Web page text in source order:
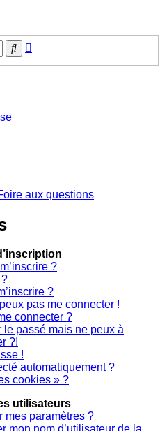
Rechercher
aux questions
?
?
pas me connecter !
connecter ?
le passé mais ne peux à
?!
!
automatiquement ?
cookies » ?
utilisateurs
mes paramètres ?